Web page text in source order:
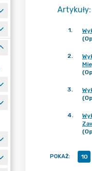
Artykuły:
1.
2.
3.
4.
POKAŻ: 10